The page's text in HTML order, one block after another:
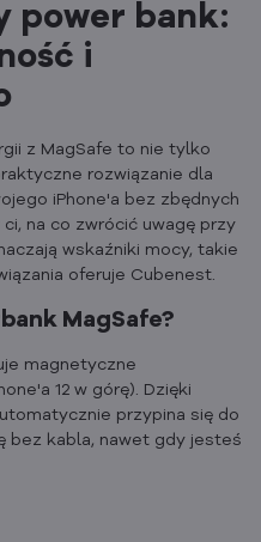
power bank:
i
z MagSafe to nie tylko
rozwiązanie dla
iPhone'a bez zbędnych
na co zwrócić uwagę przy
wskaźniki mocy, takie
oferuje Cubenest.
MagSafe?
magnetyczne
12 w górę). Dzięki
przypina się do
bez kabla, nawet gdy jesteś